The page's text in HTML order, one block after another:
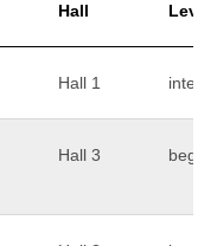
Hall Level
Hall 1
Hall 3